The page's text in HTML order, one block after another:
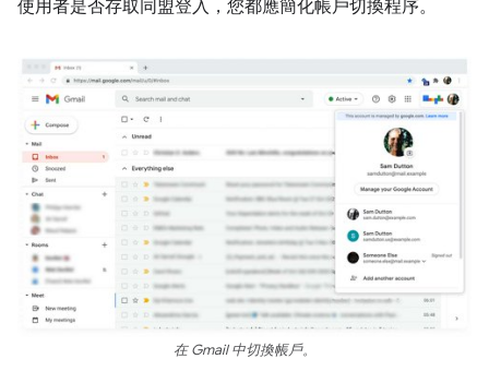
使用者是否存取同盟登入，您都應簡化帳戶切換程序。
在 Gmail 中切換帳戶。